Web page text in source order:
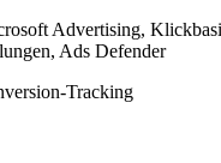
Advertising,
Ads Defender
Tracking